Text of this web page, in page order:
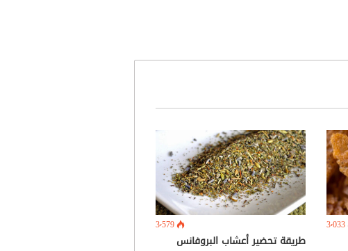
3٬033 3٬579
طريقة تحضير أعشاب البروفانس